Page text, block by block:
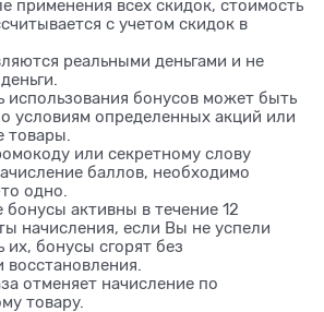
применения всех скидок, стоимость
с учетом скидок в
реальными деньгами и не
использования бонусов может быть
условиям определенных акций или
товары.
или секретному слову
баллов, необходимо
одно.
активны в течение 12
начисления, если Вы не успели
их, бонусы сгорят без
отменяет начисление по
товару.